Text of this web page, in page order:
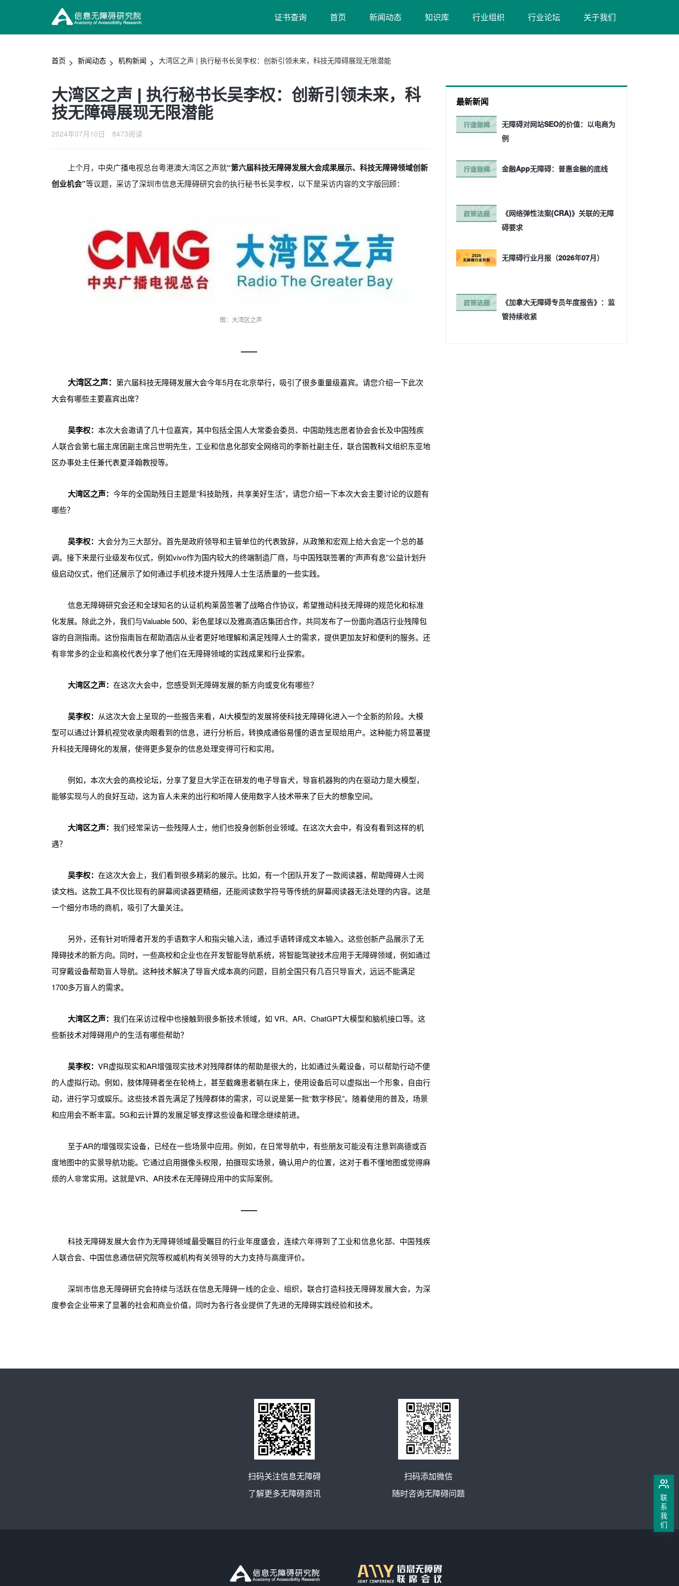
证书查询 首页 新闻动态 知识库 行业组织
窗
行业论坛（在
窗
关于我们
首页 新闻动态 机构新闻 大湾区之声 | 执行秘书长吴李权：创新引领未来，科技无障碍展现无限潜能
大湾区之声 | 执行秘书长吴李权：创新引领未来，科
技无障碍展现无限潜能
2024年07月10日 8473阅读
上个月，中央广播电视总台粤港澳大湾区之声就“第六届科技无障碍发展大会成果展示、科技无障碍领域创新
创业机会”等议题，采访了深圳市信息无障碍研究会的执行秘书长吴李权，以下是采访内容的文字版回顾：
图：大湾区之声
——
大湾区之声： 第六届科技无障碍发展大会今年5月在北京举行，吸引了很多重量级嘉宾。请您介绍一下此次
大会有哪些主要嘉宾出席？
吴李权： 本次大会邀请了几十位嘉宾，其中包括全国人大常委会委员、中国助残志愿者协会会长及中国残疾
人联合会第七届主席团副主席吕世明先生，工业和信息化部安全网络司的李新社副主任，联合国教科文组织东亚地
区办事处主任兼代表夏泽翰教授等。
大湾区之声： 今年的全国助残日主题是“科技助残，共享美好生活”，请您介绍一下本次大会主要讨论的议题有
哪些？
吴李权： 大会分为三大部分。首先是政府领导和主管单位的代表致辞，从政策和宏观上给大会定一个总的基
调。接下来是行业级发布仪式，例如vivo作为国内较大的终端制造厂商，与中国残联签署的“声声有息”公益计划升
级启动仪式，他们还展示了如何通过手机技术提升残障人士生活质量的一些实践。
信息无障碍研究会还和全球知名的认证机构莱茵签署了战略合作协议，希望推动科技无障碍的规范化和标准
化发展。除此之外，我们与Valuable 500、彩色星球以及雅高酒店集团合作，共同发布了一份面向酒店行业残障包
容的自测指南。这份指南旨在帮助酒店从业者更好地理解和满足残障人士的需求，提供更加友好和便利的服务。还
有非常多的企业和高校代表分享了他们在无障碍领域的实践成果和行业探索。
大湾区之声： 在这次大会中，您感受到无障碍发展的新方向或变化有哪些？
吴李权： 从这次大会上呈现的一些报告来看，AI大模型的发展将使科技无障碍化进入一个全新的阶段。大模
型可以通过计算机视觉收录肉眼看到的信息，进行分析后，转换成通俗易懂的语言呈现给用户。这种能力将显著提
升科技无障碍化的发展，使得更多复杂的信息处理变得可行和实用。
例如，本次大会的高校论坛，分享了复旦大学正在研发的电子导盲犬，导盲机器狗的内在驱动力是大模型，
能够实现与人的良好互动，这为盲人未来的出行和听障人使用数字人技术带来了巨大的想象空间。
大湾区之声： 我们经常采访一些残障人士，他们也投身创新创业领域。在这次大会中，有没有看到这样的机
遇？
吴李权： 在这次大会上，我们看到很多精彩的展示。比如，有一个团队开发了一款阅读器，帮助障碍人士阅
读文档。这款工具不仅比现有的屏幕阅读器更精细，还能阅读数学符号等传统的屏幕阅读器无法处理的内容。这是
一个细分市场的商机，吸引了大量关注。
另外，还有针对听障者开发的手语数字人和指尖输入法，通过手语转译成文本输入。这些创新产品展示了无
障碍技术的新方向。同时，一些高校和企业也在开发智能导航系统，将智能驾驶技术应用于无障碍领域，例如通过
可穿戴设备帮助盲人导航。这种技术解决了导盲犬成本高的问题，目前全国只有几百只导盲犬，远远不能满足
1700多万盲人的需求。
大湾区之声： 我们在采访过程中也接触到很多新技术领域，如 VR、AR、ChatGPT大模型和脑机接口等。这
些新技术对障碍用户的生活有哪些帮助？
吴李权： VR虚拟现实和AR增强现实技术对残障群体的帮助是很大的，比如通过头戴设备，可以帮助行动不便
的人虚拟行动。例如，肢体障碍者坐在轮椅上，甚至截瘫患者躺在床上，使用设备后可以虚拟出一个形象，自由行
动，进行学习或娱乐。这些技术首先满足了残障群体的需求，可以说是第一批“数字移民”。随着使用的普及，场景
和应用会不断丰富。5G和云计算的发展足够支撑这些设备和理念继续前进。
至于AR的增强现实设备，已经在一些场景中应用。例如，在日常导航中，有些朋友可能没有注意到高德或百
度地图中的实景导航功能。它通过启用摄像头权限，拍摄现实场景，确认用户的位置，这对于看不懂地图或觉得麻
烦的人非常实用。这就是VR、AR技术在无障碍应用中的实际案例。
——
科技无障碍发展大会作为无障碍领域最受瞩目的行业年度盛会，连续六年得到了工业和信息化部、中国残疾
人联合会、中国信息通信研究院等权威机构有关领导的大力支持与高度评价。
深圳市信息无障碍研究会持续与活跃在信息无障碍一线的企业、组织，联合打造科技无障碍发展大会，为深
度参会企业带来了显著的社会和商业价值，同时为各行各业提供了先进的无障碍实践经验和技术。
最新新闻
无障碍对网站SEO的价值：以电商为
例
金融App无障碍：普惠金融的底线
《网络弹性法案(CRA)》关联的无障
碍要求
无障碍行业月报（2026年07月）
《加拿大无障碍专员年度报告》：监
管持续收紧
扫码关注信息无障碍
了解更多无障碍资讯
扫码添加微信
随时咨询无障碍问题
联
系
我
们